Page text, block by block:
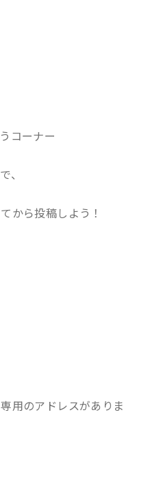
コーナー
、
から投稿しよう！
用のアドレスがありま